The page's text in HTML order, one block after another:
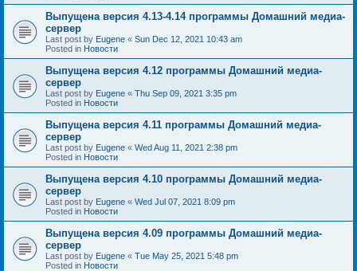
Выпущена версия 4.13-4.14 программы Домашний медиа-
сервер
Last post by Eugene « Sun Dec 12, 2021 10:43 am
Posted in Новости
Выпущена версия 4.12 программы Домашний медиа-
сервер
Last post by Eugene « Thu Sep 09, 2021 3:35 pm
Posted in Новости
Выпущена версия 4.11 программы Домашний медиа-
сервер
Last post by Eugene « Wed Aug 11, 2021 2:38 pm
Posted in Новости
Выпущена версия 4.10 программы Домашний медиа-
сервер
Last post by Eugene « Wed Jul 07, 2021 8:09 pm
Posted in Новости
Выпущена версия 4.09 программы Домашний медиа-
сервер
Last post by Eugene « Tue May 25, 2021 5:48 pm
Posted in Новости